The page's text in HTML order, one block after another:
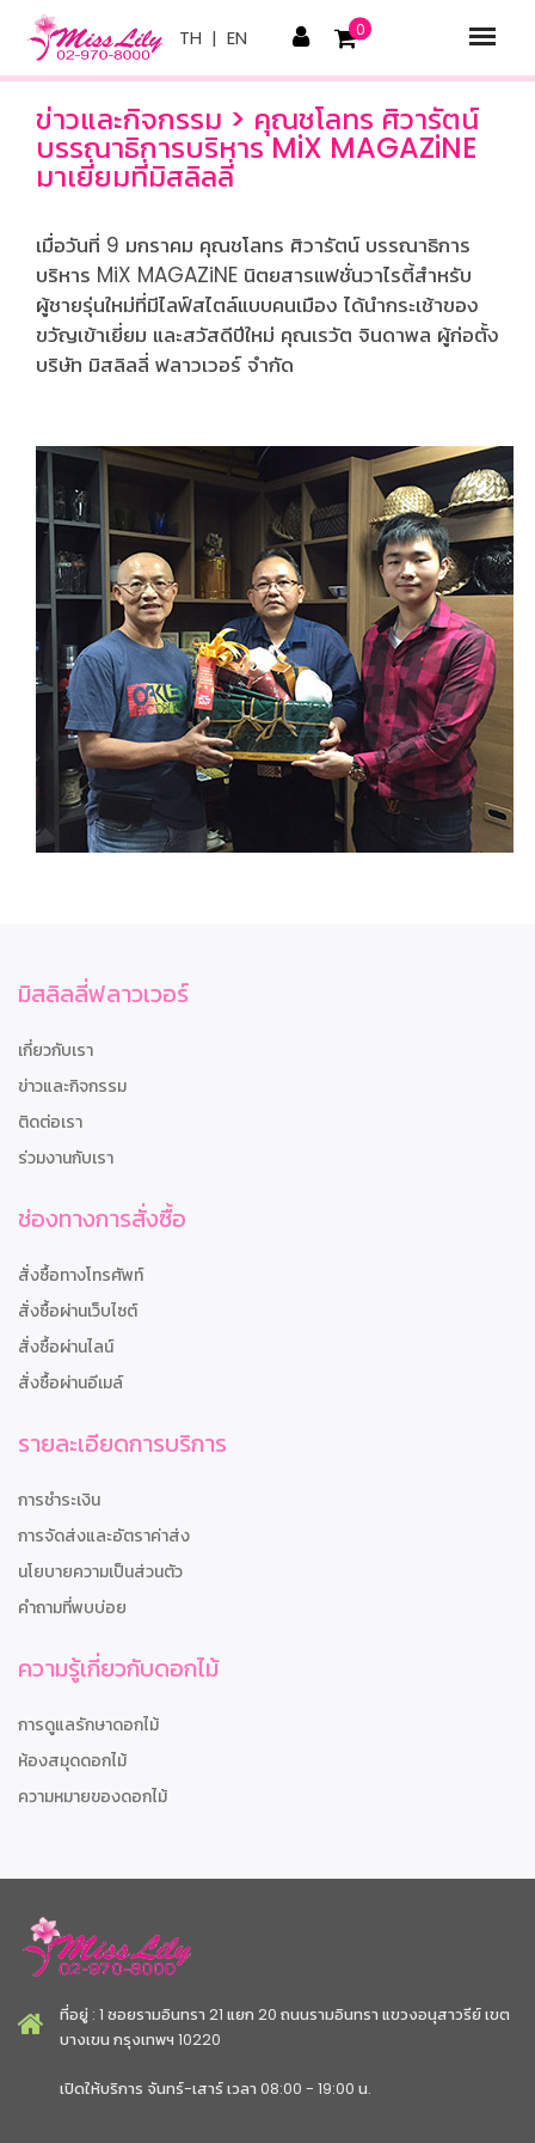
TH | EN 0
ข่าวและกิจกรรม > คุณชโลทร ศิวารัตน์
บรรณาธิการบริหาร MiX MAGAZiNE
มาเยี่ยมที่มิสลิลลี่
เมื่อวันที่ 9 มกราคม คุณชโลทร ศิวารัตน์ บรรณาธิการ
บริหาร MiX MAGAZiNE นิตยสารแฟชั่นวาไรตี้สำหรับ
ผู้ชายรุ่นใหม่ที่มีไลฟ์สไตล์แบบคนเมือง ได้นำกระเช้าของ
ขวัญเข้าเยี่ยม และสวัสดีปีใหม่ คุณเรวัต จินดาพล ผู้ก่อตั้ง
บริษัท มิสลิลลี่ ฟลาวเวอร์ จำกัด
มิสลิลลี่ฟลาวเวอร์
เกี่ยวกับเรา
ข่าวและกิจกรรม
ติดต่อเรา
ร่วมงานกับเรา
ช่องทางการสั่งซื้อ
สั่งซื้อทางโทรศัพท์
สั่งซื้อผ่านเว็บไซต์
สั่งซื้อผ่านไลน์
สั่งซื้อผ่านอีเมล์
รายละเอียดการบริการ
การชำระเงิน
การจัดส่งและอัตราค่าส่ง
นโยบายความเป็นส่วนตัว
คำถามที่พบบ่อย
ความรู้เกี่ยวกับดอกไม้
การดูแลรักษาดอกไม้
ห้องสมุดดอกไม้
ความหมายของดอกไม้
ที่อยู่ : 1 ซอยรามอินทรา 21 แยก 20 ถนนรามอินทรา แขวงอนุสาวรีย์ เขต
บางเขน กรุงเทพฯ 10220
เปิดให้บริการ จันทร์-เสาร์ เวลา 08:00 - 19:00 น.